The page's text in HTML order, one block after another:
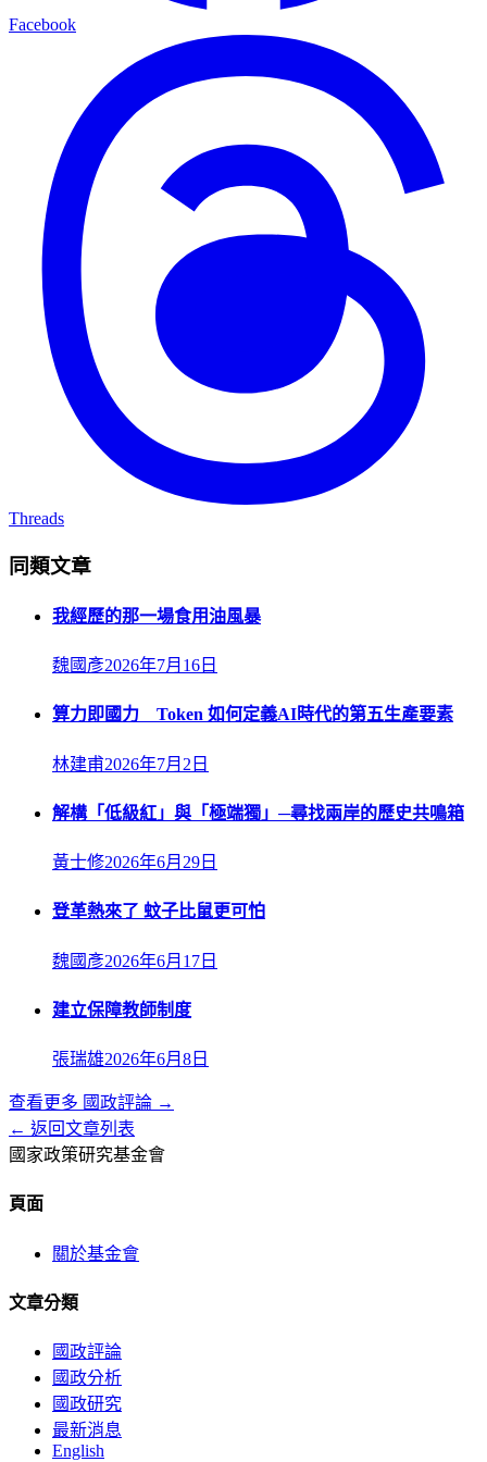
Facebook
Threads
同類文章
我經歷的那一場食用油風暴
魏國彥2026年7月16日
算力即國力 Token 如何定義AI時代的第五生產要素
林建甫2026年7月2日
解構「低級紅」與「極端獨」─尋找兩岸的歷史共鳴箱
黃士修2026年6月29日
登革熱來了 蚊子比鼠更可怕
魏國彥2026年6月17日
建立保障教師制度
張瑞雄2026年6月8日
查看更多 國政評論 →
← 返回文章列表
國家政策研究基金會
頁面
關於基金會
文章分類
國政評論
國政分析
國政研究
最新消息
English